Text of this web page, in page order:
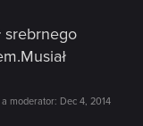
srebrnego
moderator: Dec 4, 2014